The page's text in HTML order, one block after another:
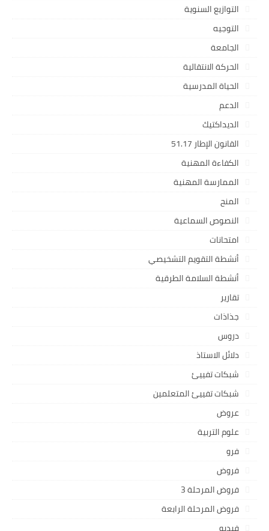
التوازيع السنوية
التوجيه
الجامعة
الحركة الانتقالية
الحياة المدرسية
الدعم
الديداكتيك
القانون الإطار 51.17
الكفاءة المهنية
الممارسة المهنية
المنح
النصوص السماعية
امتحانات
أنشطة التقويم التشخيصي
أنشطة السلامة الطرقية
تقارير
جذاذات
دروس
دلائل الاستاذ
شبكات تفييئ
شبكات تفييئ المتعلمين
عروض
علوم التربية
فرو
فروض
فروض المرحلة 3
فروض المرحلة الرابعة
فيديو